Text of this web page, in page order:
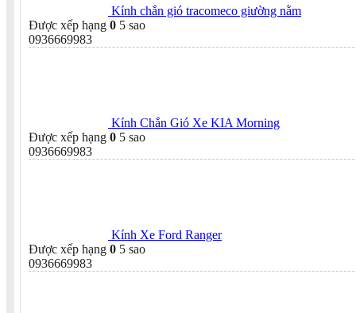
Kính chắn gió tracomeco giường nằm
Được xếp hạng 0 5 sao
0936669983
Kính Chắn Gió Xe KIA Morning
Được xếp hạng 0 5 sao
0936669983
Kính Xe Ford Ranger
Được xếp hạng 0 5 sao
0936669983